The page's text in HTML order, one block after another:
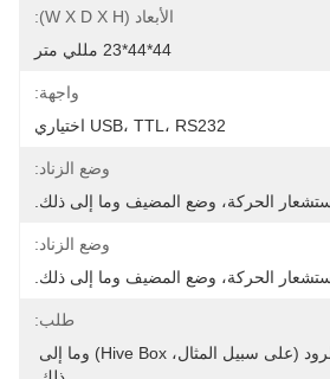
الأبعاد (W X D X H):
44*44*23 مللي متر
واجهة:
USB، TTL، RS232 اختياري
وضع الزناد:
الحركة، وضع المضيف وما إلى ذلك.
وضع الزناد:
الحركة، وضع المضيف وما إلى ذلك.
طلب: